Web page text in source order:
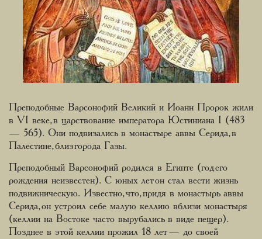
Преподобные Варсонофий Великий и Иоанн Пророк жили
в VI веке, в царствование императора Юстиниана I (483
— 565). Они подвизались в монастыре аввы Серида, в
Палестине, близ города Газы.
Преподобный Варсонофий родился в Египте (год его
рождения неизвестен). С юных лет он стал вести жизнь
подвижническую. Известно, что, придя в монастырь аввы
Серида, он устроил себе малую келлию вблизи монастыря
(келлии на Востоке часто вырубались в виде пещер).
Позднее в этой келлии прожил 18 лет — до своей